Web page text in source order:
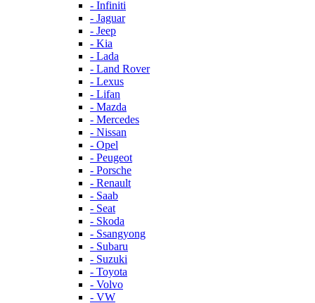
- Infiniti
- Jaguar
- Jeep
- Kia
- Lada
- Land Rover
- Lexus
- Lifan
- Mazda
- Mercedes
- Nissan
- Opel
- Peugeot
- Porsche
- Renault
- Saab
- Seat
- Skoda
- Ssangyong
- Subaru
- Suzuki
- Toyota
- Volvo
- VW